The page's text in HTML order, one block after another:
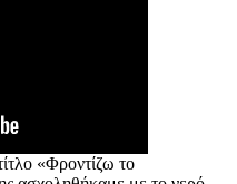
«Φροντίζω το